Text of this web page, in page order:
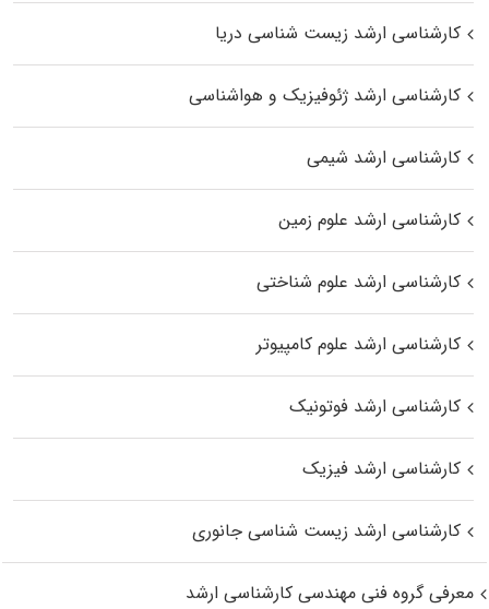
کارشناسی ارشد زیست‌ شناسی دریا
کارشناسی ارشد ژئوفیزیک و هواشناسی
کارشناسی ارشد شیمی
کارشناسی ارشد علوم زمین
کارشناسی ارشد علوم شناختی
کارشناسی ارشد علوم کامپیوتر
کارشناسی ارشد فوتونیک
کارشناسی ارشد فیزیک
کارشناسی ارشد زیست‌ شناسی جانوری
معرفی گروه فنی مهندسی کارشناسی ارشد